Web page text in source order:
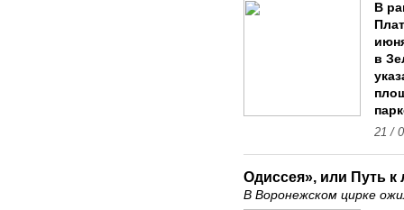
В
в
21 /
Одиссея», или Путь
В Воронежском цирке